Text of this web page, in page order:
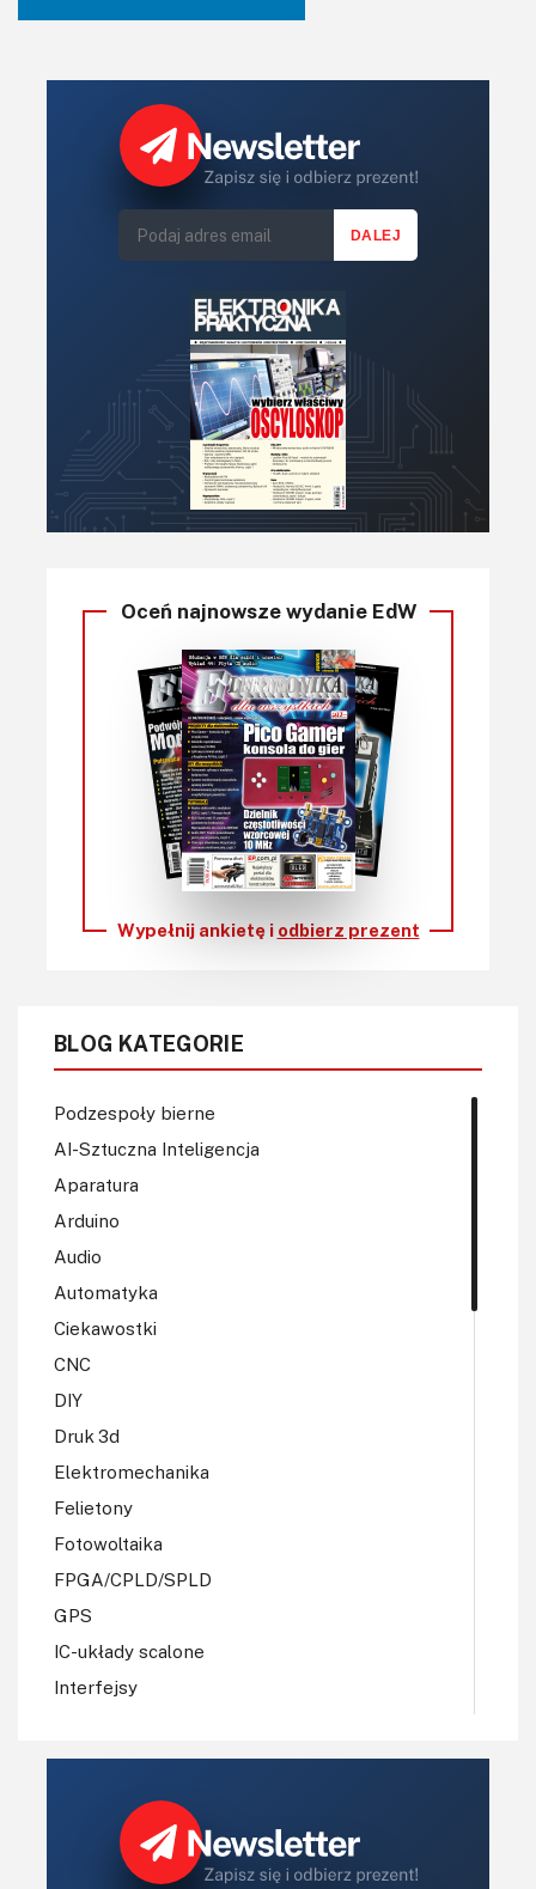
Oceń najnowsze wydanie EdW
Wypełnij ankietę i odbierz prezent
BLOG KATEGORIE
Podzespoły bierne
AI-Sztuczna Inteligencja
Aparatura
Arduino
Audio
Automatyka
Ciekawostki
CNC
DIY
Druk 3d
Elektromechanika
Felietony
Fotowoltaika
FPGA/CPLD/SPLD
GPS
IC-układy scalone
Interfejsy
Koła Naukowe